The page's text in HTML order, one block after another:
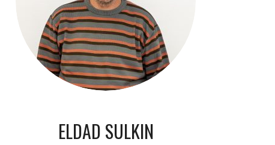
ELDAD SULKIN